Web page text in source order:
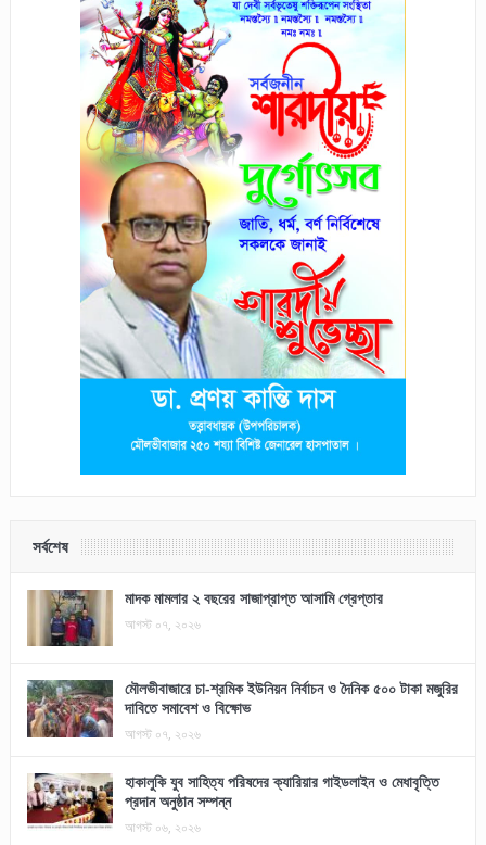
সর্বশেষ
মাদক মামলার ২ বছরের সাজাপ্রাপ্ত আসামি গ্রেপ্তার
আগস্ট ০৭, ২০২৬
মৌলভীবাজারে চা-শ্রমিক ইউনিয়ন নির্বাচন ও দৈনিক ৫০০ টাকা মজুরির
দাবিতে সমাবেশ ও বিক্ষোভ
আগস্ট ০৭, ২০২৬
হাকালুকি যুব সাহিত্য পরিষদের ক্যারিয়ার গাইডলাইন ও মেধাবৃত্তি
প্রদান অনুষ্ঠান সম্পন্ন
আগস্ট ০৬, ২০২৬